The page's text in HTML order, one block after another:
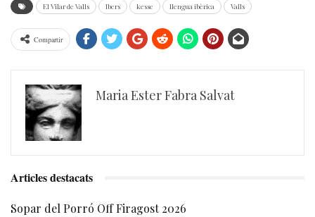
El Vilar de Valls Ibers kesse llengua ibèrica Valls
Compartir
Maria Ester Fabra Salvat
Articles destacats
Sopar del Porró Off Firagost 2026